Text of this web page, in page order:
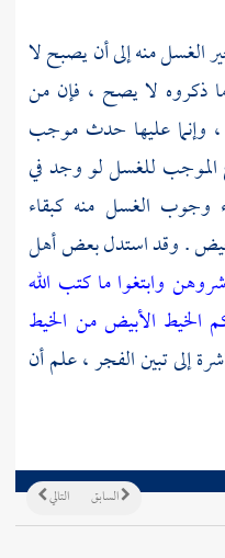
الغسل منه إلى أن يصبح لا
ذكروه لا يصح ، فإن من
عليها حدث موجب
الموجب للغسل لو وجد في
وجوب الغسل منه كبقاء
. وقد استدل بعض أهل
وابتغوا ما كتب الله
الخيط الأبيض من الخيط
إلى تبين الفجر ، علم أن
التالي السابق